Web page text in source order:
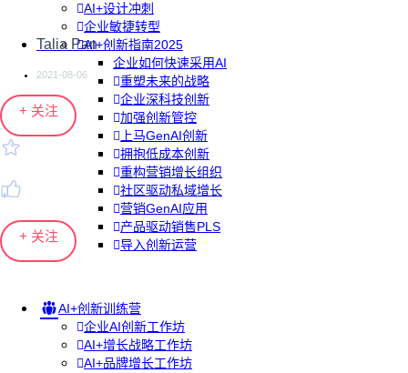
AI+设计冲刺
企业敏捷转型
AI+创新指南2025
企业如何快速采用AI
重塑未来的战略
企业深科技创新
加强创新管控
上马GenAI创新
拥抱低成本创新
重构营销增长组织
社区驱动私域增长
营销GenAI应用
产品驱动销售PLS
导入创新运营
AI+创新训练营
企业AI创新工作坊
AI+增长战略工作坊
AI+品牌增长工作坊
Talia Pan
2021-08-06
+ 关注
+ 关注